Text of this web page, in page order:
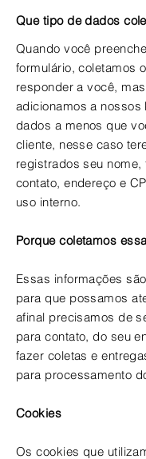
Que tipo de dados
Quando você
formulário, coletamos
responder a você,
adicionamos a nossos
dados a menos que
cliente, nesse caso
registrados seu nome,
contato, endereço e
uso interno.
Porque coletamos
Essas informações
para que possamos
afinal precisamos de
para contato, do seu
fazer coletas e
para processamento
Cookies
Os cookies que